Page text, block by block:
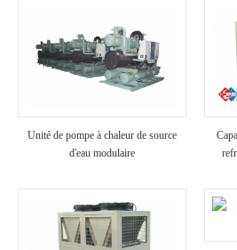
Unité de pompe à chaleur de source
d'eau modulaire